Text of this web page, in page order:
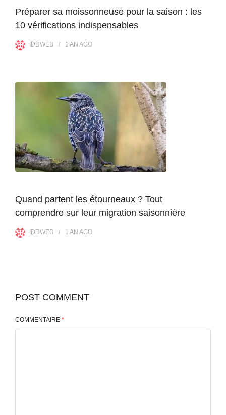
Préparer sa moissonneuse pour la saison : les
10 vérifications indispensables
IDDWEB 1 AN AGO
Quand partent les étourneaux ? Tout
comprendre sur leur migration saisonnière
IDDWEB 1 AN AGO
POST COMMENT
COMMENTAIRE *